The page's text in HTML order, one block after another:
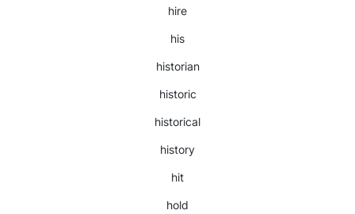
hire
his
historian
historic
historical
history
hit
hold